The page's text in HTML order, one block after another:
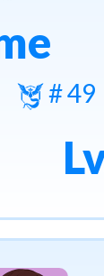
# 49